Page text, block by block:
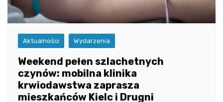
Aktualności Wydarzenia
Weekend pełen szlachetnych
czynów: mobilna klinika
krwiodawstwa zaprasza
mieszkańców Kielc i Drugni